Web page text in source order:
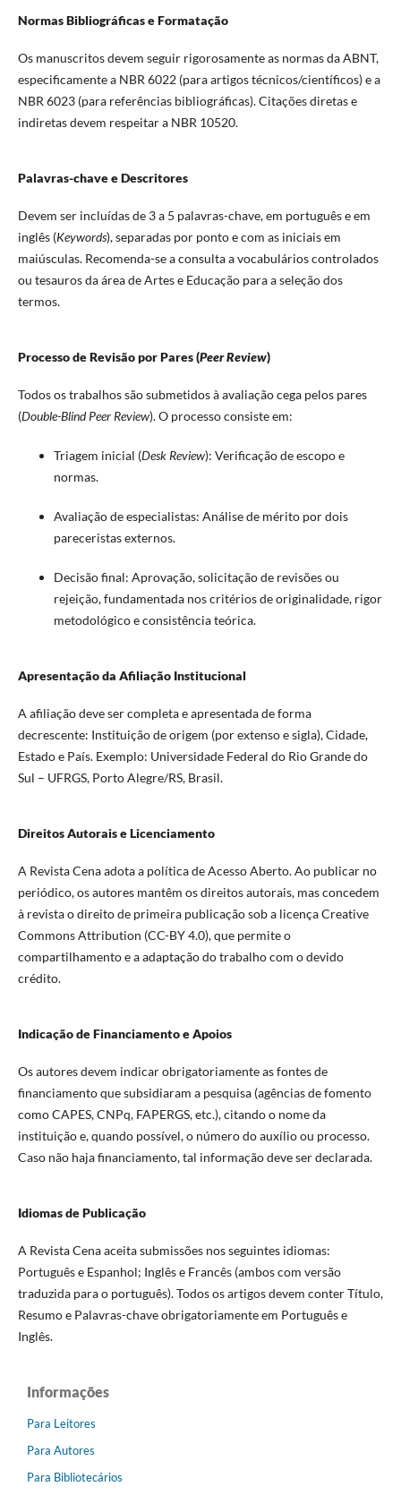
Normas Bibliográficas e Formatação
Os manuscritos devem seguir rigorosamente as normas da ABNT,
especificamente a NBR 6022 (para artigos técnicos/científicos) e a
NBR 6023 (para referências bibliográficas). Citações diretas e
indiretas devem respeitar a NBR 10520.
Palavras-chave e Descritores
Devem ser incluídas de 3 a 5 palavras-chave, em português e em
inglês (Keywords), separadas por ponto e com as iniciais em
maiúsculas. Recomenda-se a consulta a vocabulários controlados
ou tesauros da área de Artes e Educação para a seleção dos
termos.
Processo de Revisão por Pares (Peer Review)
Todos os trabalhos são submetidos à avaliação cega pelos pares
(Double-Blind Peer Review). O processo consiste em:
Triagem inicial (Desk Review): Verificação de escopo e
normas.
Avaliação de especialistas: Análise de mérito por dois
pareceristas externos.
Decisão final: Aprovação, solicitação de revisões ou
rejeição, fundamentada nos critérios de originalidade, rigor
metodológico e consistência teórica.
Apresentação da Afiliação Institucional
A afiliação deve ser completa e apresentada de forma
decrescente: Instituição de origem (por extenso e sigla), Cidade,
Estado e País. Exemplo: Universidade Federal do Rio Grande do
Sul – UFRGS, Porto Alegre/RS, Brasil.
Direitos Autorais e Licenciamento
A Revista Cena adota a política de Acesso Aberto. Ao publicar no
periódico, os autores mantêm os direitos autorais, mas concedem
à revista o direito de primeira publicação sob a licença Creative
Commons Attribution (CC-BY 4.0), que permite o
compartilhamento e a adaptação do trabalho com o devido
crédito.
Indicação de Financiamento e Apoios
Os autores devem indicar obrigatoriamente as fontes de
financiamento que subsidiaram a pesquisa (agências de fomento
como CAPES, CNPq, FAPERGS, etc.), citando o nome da
instituição e, quando possível, o número do auxílio ou processo.
Caso não haja financiamento, tal informação deve ser declarada.
Idiomas de Publicação
A Revista Cena aceita submissões nos seguintes idiomas:
Português e Espanhol; Inglês e Francês (ambos com versão
traduzida para o português). Todos os artigos devem conter Título,
Resumo e Palavras-chave obrigatoriamente em Português e
Inglês.
Informações
Para Leitores
Para Autores
Para Bibliotecários